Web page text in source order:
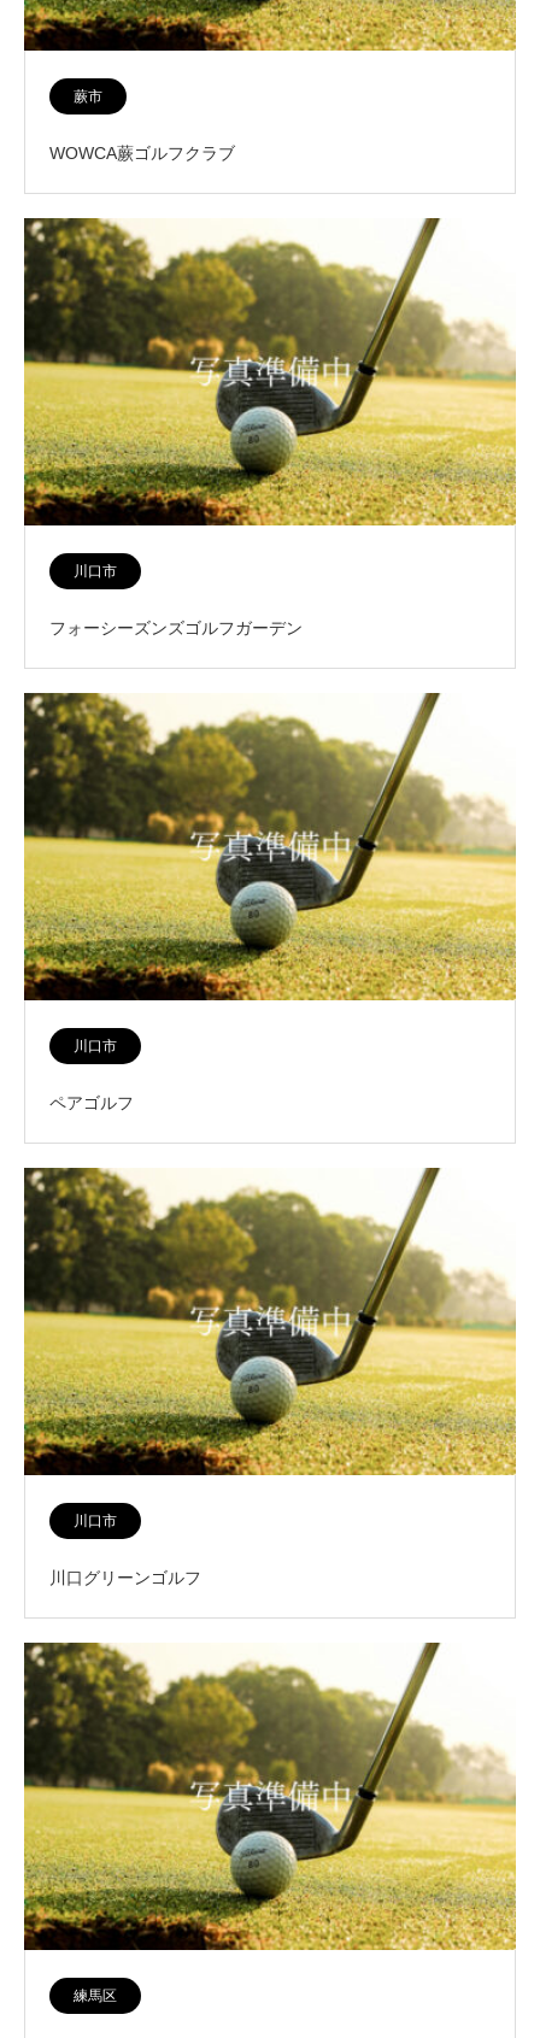
蕨市
WOWCA蕨ゴルフクラブ
川口市
フォーシーズンズゴルフガーデン
川口市
ペアゴルフ
川口市
川口グリーンゴルフ
練馬区